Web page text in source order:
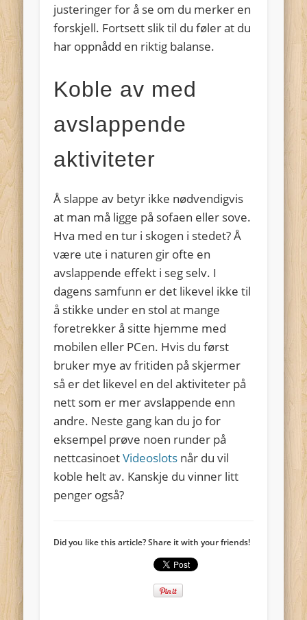
justeringer for å se om du merker en
forskjell. Fortsett slik til du føler at du
har oppnådd en riktig balanse.
Koble av med
avslappende
aktiviteter
Å slappe av betyr ikke nødvendigvis
at man må ligge på sofaen eller sove.
Hva med en tur i skogen i stedet? Å
være ute i naturen gir ofte en
avslappende effekt i seg selv. I
dagens samfunn er det likevel ikke til
å stikke under en stol at mange
foretrekker å sitte hjemme med
mobilen eller PCen. Hvis du først
bruker mye av fritiden på skjermer
så er det likevel en del aktiviteter på
nett som er mer avslappende enn
andre. Neste gang kan du jo for
eksempel prøve noen runder på
nettcasinoetVideoslots når du vil
koble helt av. Kanskje du vinner litt
penger også?
Did you like this article? Share it with your friends!